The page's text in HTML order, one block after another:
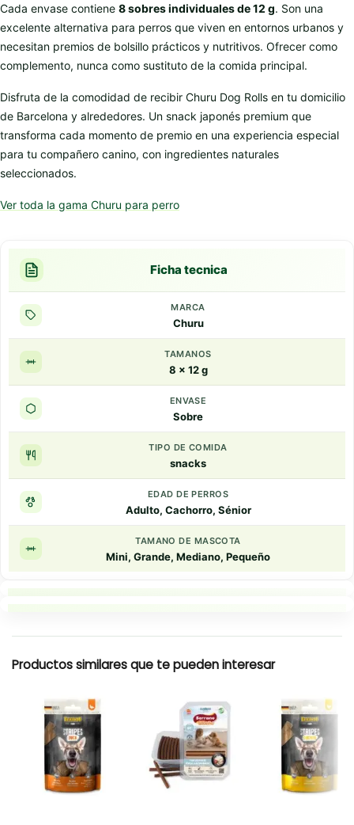
Cada envase contiene 8 sobres individuales de 12 g. Son una
excelente alternativa para perros que viven en entornos urbanos y
necesitan premios de bolsillo prácticos y nutritivos. Ofrecer como
complemento, nunca como sustituto de la comida principal.
Disfruta de la comodidad de recibir Churu Dog Rolls en tu domicilio
de Barcelona y alrededores. Un snack japonés premium que
transforma cada momento de premio en una experiencia especial
para tu compañero canino, con ingredientes naturales
seleccionados.
Ver toda la gama Churu para perro
Ficha tecnica
MARCA
Churu
TAMANOS
8 x 12 g
ENVASE
Sobre
TIPO DE COMIDA
snacks
EDAD DE PERROS
Adulto, Cachorro, Sénior
TAMANO DE MASCOTA
Mini, Grande, Mediano, Pequeño
Productos similares que te pueden interesar